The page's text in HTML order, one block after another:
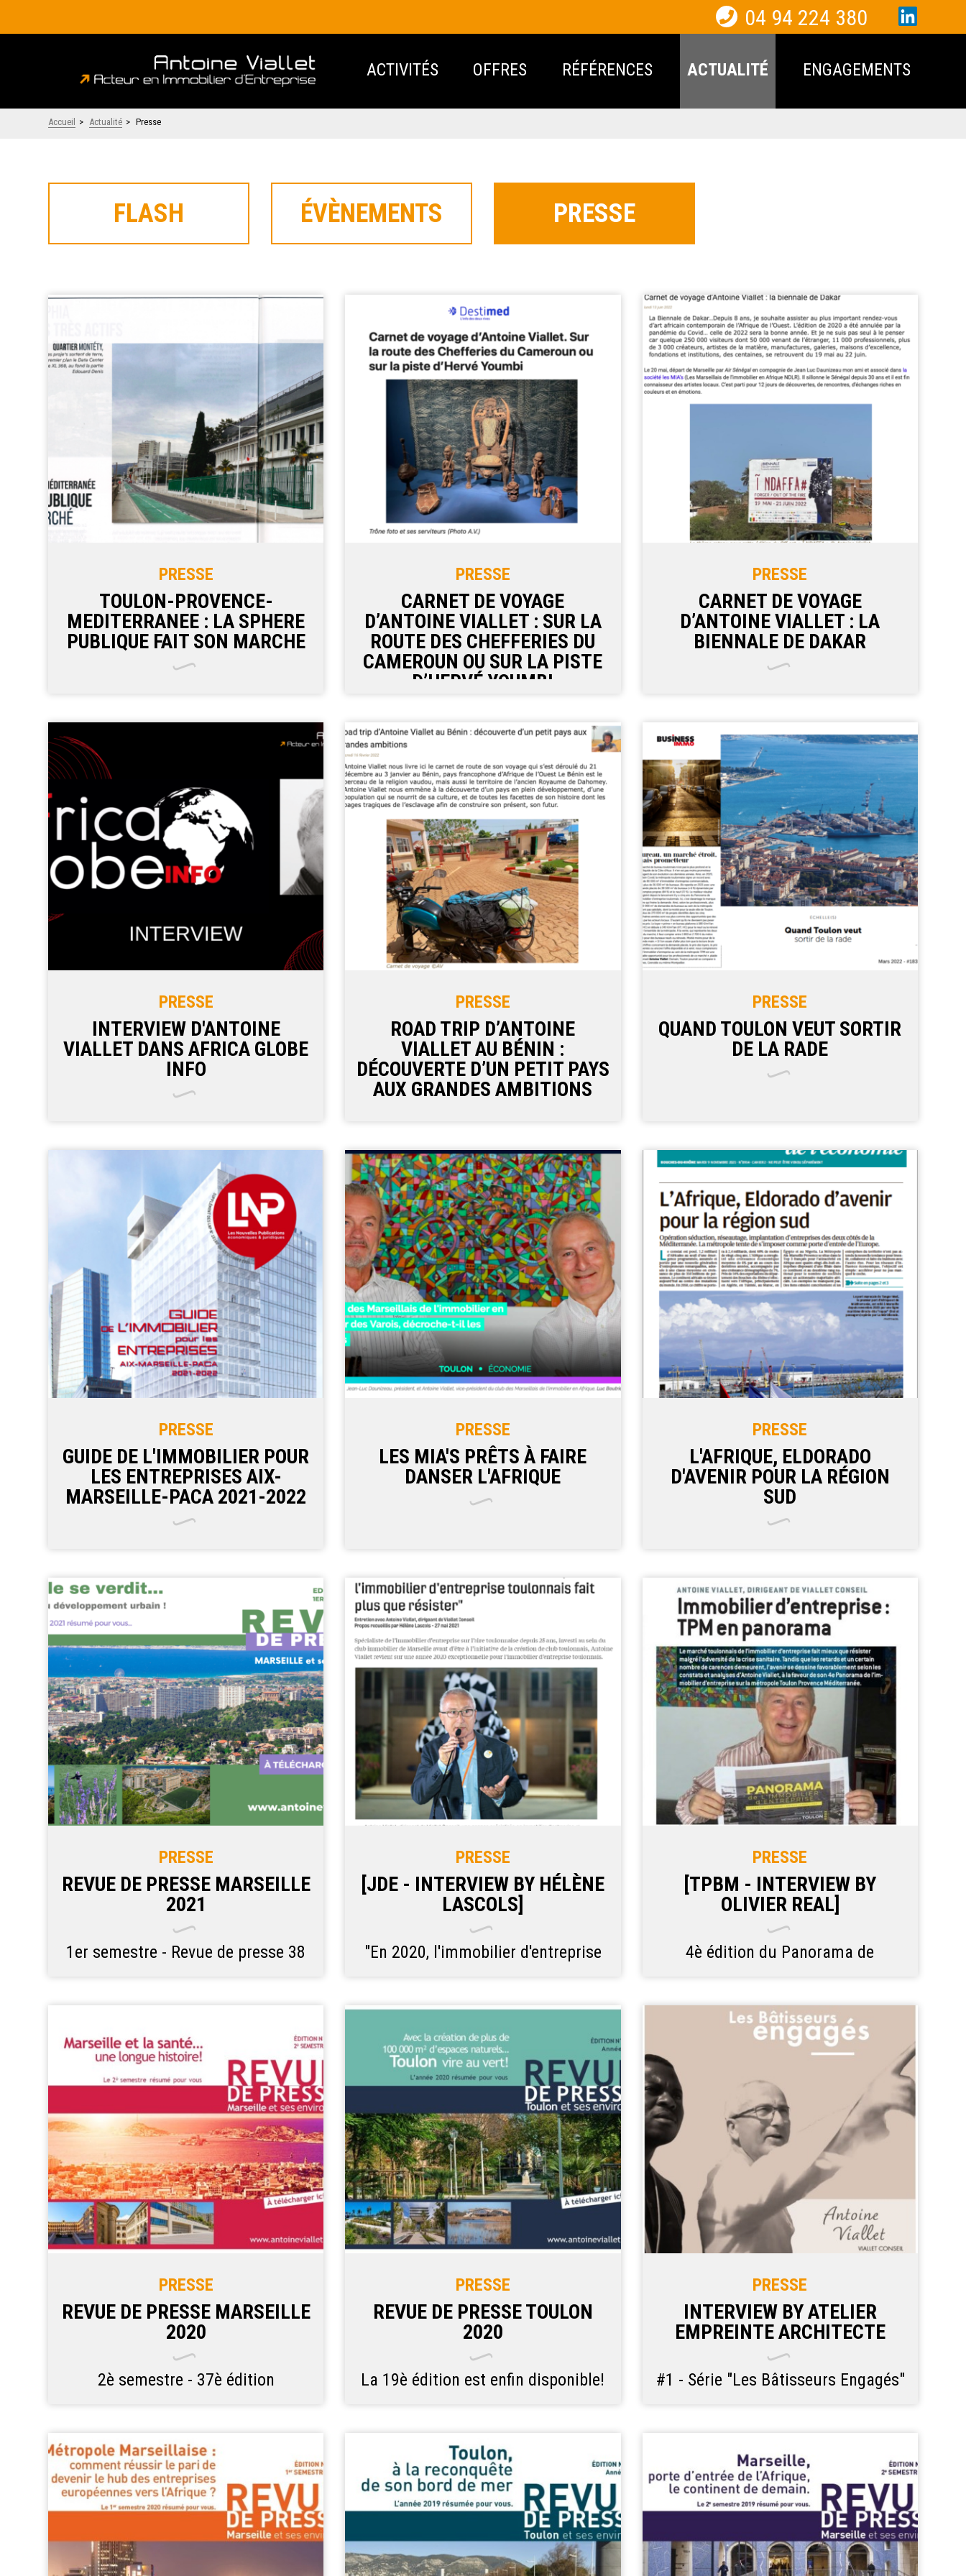
04 94 224 380
ACTIVITÉS OFFRES RÉFÉRENCES ACTUALITÉ ENGAGEMENTS
Accueil > Actualité > Presse
FLASH ÉVÈNEMENTS PRESSE
PRESSE
TOULON-PROVENCE-
MEDITERRANEE : LA SPHERE
PUBLIQUE FAIT SON MARCHE
PRESSE
CARNET DE VOYAGE
D’ANTOINE VIALLET : SUR LA
ROUTE DES CHEFFERIES DU
CAMEROUN OU SUR LA PISTE
D’HERVÉ YOUMBI
PRESSE
CARNET DE VOYAGE
D’ANTOINE VIALLET : LA
BIENNALE DE DAKAR
PRESSE
INTERVIEW D'ANTOINE
VIALLET DANS AFRICA GLOBE
INFO
a été interviewé par Africa Globe
Info sur la thématique de la place
de la femme dans l'art (Dak'art
2022).
PRESSE
ROAD TRIP D’ANTOINE
VIALLET AU BÉNIN :
DÉCOUVERTE D’UN PETIT PAYS
AUX GRANDES AMBITIONS
PRESSE
QUAND TOULON VEUT SORTIR
DE LA RADE
PRESSE
GUIDE DE L'IMMOBILIER POUR
LES ENTREPRISES AIX-
MARSEILLE-PACA 2021-2022
PRESSE
LES MIA'S PRÊTS À FAIRE
DANSER L'AFRIQUE
PRESSE
L'AFRIQUE, ELDORADO
D'AVENIR POUR LA RÉGION
SUD
PRESSE
REVUE DE PRESSE MARSEILLE
2021
1er semestre - Revue de presse 38
PRESSE
[JDE - INTERVIEW BY HÉLÈNE
LASCOLS]
"En 2020, l'immobilier d'entreprise
PRESSE
[TPBM - INTERVIEW BY
OLIVIER REAL]
4è édition du Panorama de
PRESSE
REVUE DE PRESSE MARSEILLE
2020
2è semestre - 37è édition
PRESSE
REVUE DE PRESSE TOULON
2020
La 19è édition est enfin disponible!
PRESSE
INTERVIEW BY ATELIER
EMPREINTE ARCHITECTE
#1 - Série "Les Bâtisseurs Engagés"